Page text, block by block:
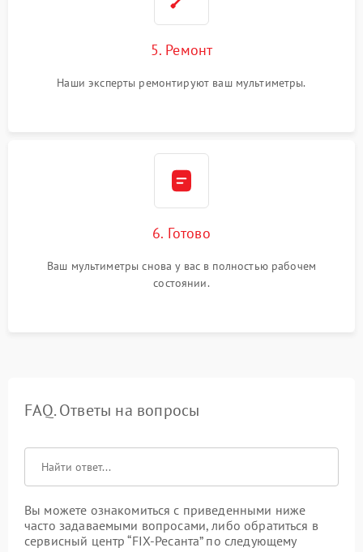
5. Ремонт
Наши эксперты ремонтируют ваш мультиметры.
6. Готово
Ваш мультиметры снова у вас в полностью рабочем
состоянии.
FAQ. Ответы на вопросы
Вы можете ознакомиться с приведенными ниже
часто задаваемыми вопросами, либо обратиться в
сервисный центр “FIX-Ресанта” по следующему